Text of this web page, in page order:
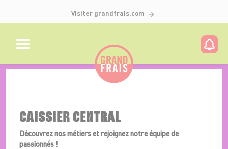
Visiter grandfrais.com
CAISSIER CENTRAL
Découvrez nos métiers et rejoignez notre équipe de
passionnés !